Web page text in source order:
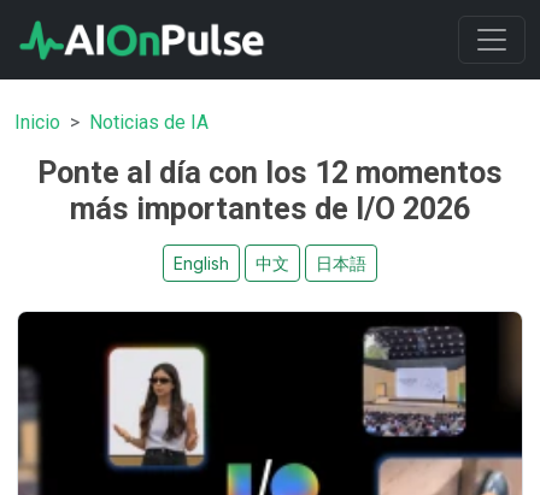
Inicio Noticias de IA
Ponte al día con los 12 momentos
más importantes de I/O 2026
English 中文 日本語